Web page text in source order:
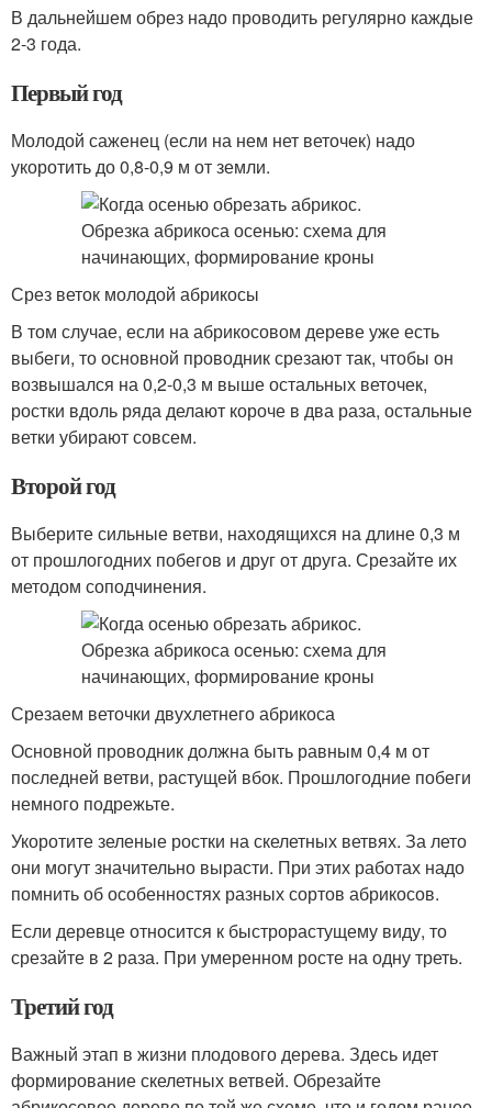
В дальнейшем обрез надо проводить регулярно каждые
2-3 года.
Первый год
Молодой саженец (если на нем нет веточек) надо
укоротить до 0,8-0,9 м от земли.
Срез веток молодой абрикосы
В том случае, если на абрикосовом дереве уже есть
выбеги, то основной проводник срезают так, чтобы он
возвышался на 0,2-0,3 м выше остальных веточек,
ростки вдоль ряда делают короче в два раза, остальные
ветки убирают совсем.
Второй год
Выберите сильные ветви, находящихся на длине 0,3 м
от прошлогодних побегов и друг от друга. Срезайте их
методом соподчинения.
Срезаем веточки двухлетнего абрикоса
Основной проводник должна быть равным 0,4 м от
последней ветви, растущей вбок. Прошлогодние побеги
немного подрежьте.
Укоротите зеленые ростки на скелетных ветвях. За лето
они могут значительно вырасти. При этих работах надо
помнить об особенностях разных сортов абрикосов.
Если деревце относится к быстрорастущему виду, то
срезайте в 2 раза. При умеренном росте на одну треть.
Третий год
Важный этап в жизни плодового дерева. Здесь идет
формирование скелетных ветвей. Обрезайте